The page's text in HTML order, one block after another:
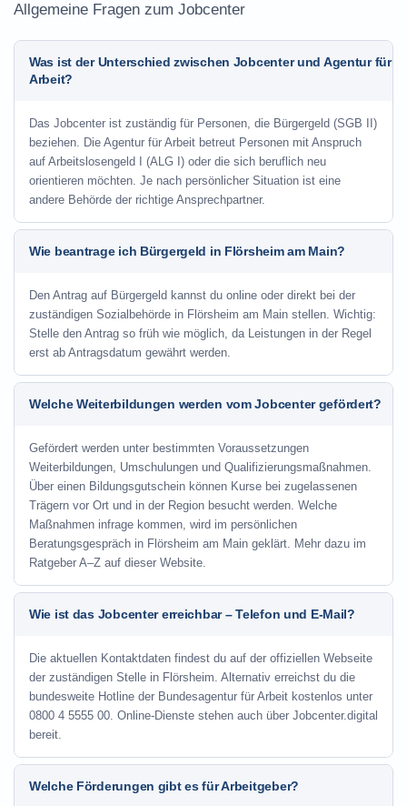
Allgemeine Fragen zum Jobcenter
Was ist der Unterschied zwischen Jobcenter und Agentur für
Arbeit?
Das Jobcenter ist zuständig für Personen, die Bürgergeld (SGB II)
beziehen. Die Agentur für Arbeit betreut Personen mit Anspruch
auf Arbeitslosengeld I (ALG I) oder die sich beruflich neu
orientieren möchten. Je nach persönlicher Situation ist eine
andere Behörde der richtige Ansprechpartner.
Wie beantrage ich Bürgergeld in Flörsheim am Main?
Den Antrag auf Bürgergeld kannst du online oder direkt bei der
zuständigen Sozialbehörde in Flörsheim am Main stellen. Wichtig:
Stelle den Antrag so früh wie möglich, da Leistungen in der Regel
erst ab Antragsdatum gewährt werden.
Welche Weiterbildungen werden vom Jobcenter gefördert?
Gefördert werden unter bestimmten Voraussetzungen
Weiterbildungen, Umschulungen und Qualifizierungsmaßnahmen.
Über einen Bildungsgutschein können Kurse bei zugelassenen
Trägern vor Ort und in der Region besucht werden. Welche
Maßnahmen infrage kommen, wird im persönlichen
Beratungsgespräch in Flörsheim am Main geklärt. Mehr dazu im
Ratgeber A–Z auf dieser Website.
Wie ist das Jobcenter erreichbar – Telefon und E-Mail?
Die aktuellen Kontaktdaten findest du auf der offiziellen Webseite
der zuständigen Stelle in Flörsheim. Alternativ erreichst du die
bundesweite Hotline der Bundesagentur für Arbeit kostenlos unter
0800 4 5555 00. Online-Dienste stehen auch über Jobcenter.digital
bereit.
Welche Förderungen gibt es für Arbeitgeber?